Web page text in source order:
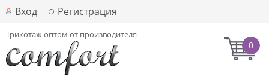
Вход Регистрация
Трикотаж оптом от производителя
0